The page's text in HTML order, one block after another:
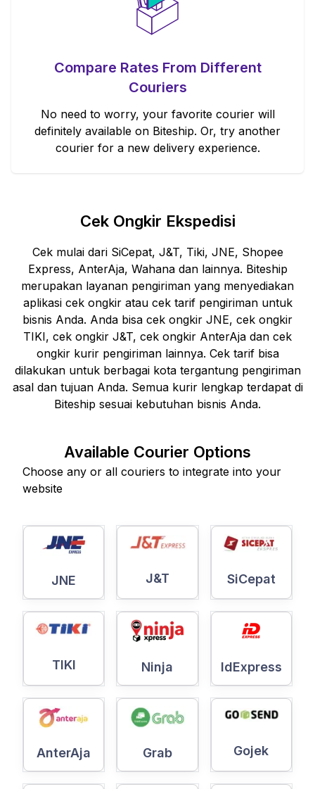
Compare Rates From Different
Couriers
No need to worry, your favorite courier will
definitely available on Biteship. Or, try another
courier for a new delivery experience.
Cek Ongkir Ekspedisi
Cek mulai dari SiCepat, J&T, Tiki, JNE, Shopee
Express, AnterAja, Wahana dan lainnya. Biteship
merupakan layanan pengiriman yang menyediakan
aplikasi cek ongkir atau cek tarif pengiriman untuk
bisnis Anda. Anda bisa cek ongkir JNE, cek ongkir
TIKI, cek ongkir J&T, cek ongkir AnterAja dan cek
ongkir kurir pengiriman lainnya. Cek tarif bisa
dilakukan untuk berbagai kota tergantung pengiriman
asal dan tujuan Anda. Semua kurir lengkap terdapat di
Biteship sesuai kebutuhan bisnis Anda.
Available Courier Options
Choose any or all couriers to integrate into your
website
JNE J&T SiCepat
TIKI Ninja IdExpress
AnterAja Grab Gojek